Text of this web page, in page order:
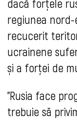
dacă forțele
regiunea nord-
recucerit
ucrainene
și a forței de
"Rusia face
trebuie să